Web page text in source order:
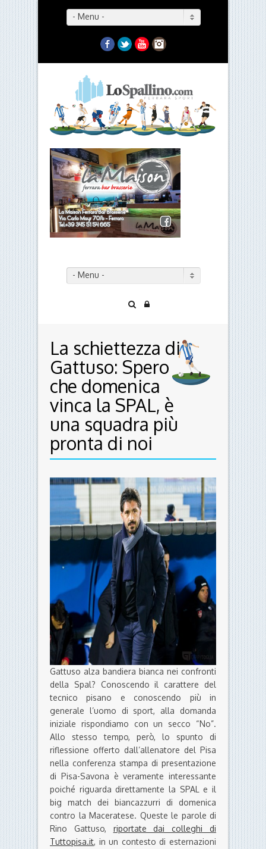
- Menu -
Facebook
TwitterYouTubeInstagram
- Menu -
La schiettezza di
Gattuso: Spero
che domenica
vinca la SPAL, è
una squadra più
pronta di noi
Gattuso alza bandiera bianca nei confronti
della Spal? Conoscendo il carattere del
tecnico pisano e conoscendo più in
generale l’uomo di sport, alla domanda
iniziale rispondiamo con un secco “No”.
Allo stesso tempo, però, lo spunto di
riflessione offerto dall’allenatore del Pisa
nella conferenza stampa di presentazione
di Pisa-Savona è veramente interessante
poiché riguarda direttamente la SPAL e il
big match dei biancazzurri di domenica
contro la Maceratese. Queste le parole di
Rino Gattuso, riportate dai colleghi di
Tuttopisa.it, in un contesto di esternazioni